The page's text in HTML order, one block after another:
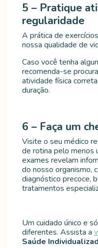
5 – Pratique
regularidade
A prática de
nossa qualidade de
Caso você tenha
recomenda-se
atividade física
duração.
6 – Faça um
Visite o seu médico
de rotina pelo menos
exames revelam
do nosso organismo,
diagnóstico precoce,
tratamentos
Um cuidado único e
diferentes. Assista a
Saúde